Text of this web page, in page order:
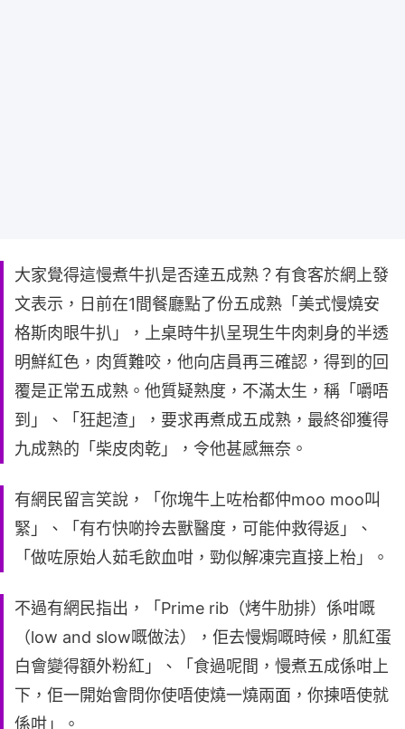
大家覺得這慢煮牛扒是否達五成熟？有食客於網上發
文表示，日前在1間餐廳點了份五成熟「美式慢燒安
格斯肉眼牛扒」，上桌時牛扒呈現生牛肉刺身的半透
明鮮紅色，肉質難咬，他向店員再三確認，得到的回
覆是正常五成熟。他質疑熟度，不滿太生，稱「嚼唔
到」、「狂起渣」，要求再煮成五成熟，最終卻獲得
九成熟的「柴皮肉乾」，令他甚感無奈。
有網民留言笑說，「你塊牛上咗枱都仲moo moo叫
緊」、「有冇快啲拎去獸醫度，可能仲救得返」、
「做咗原始人茹毛飲血咁，勁似解凍完直接上枱」。
不過有網民指出，「Prime rib（烤牛肋排）係咁嘅
（low and slow嘅做法），佢去慢焗嘅時候，肌紅蛋
白會變得額外粉紅」、「食過呢間，慢煮五成係咁上
下，佢一開始會問你使唔使燒一燒兩面，你揀唔使就
係咁」。